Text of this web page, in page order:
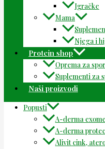
Igračke
Mama
Njega i
Protein shop
Oprema za
Suplementi za
Naši proizvodi
Popusti
A-derma
A-derma
Alivit cink,